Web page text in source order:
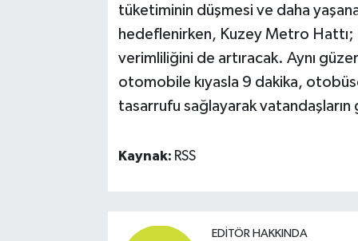
tüketiminin düşmesi ve daha
hedeflenirken, Kuzey Metro Hattı;
verimliliğini de artıracak. Aynı
otomobile kıyasla 9 dakika,
tasarrufu sağlayarak
Kaynak: RSS
EDITÖR HAKKINDA